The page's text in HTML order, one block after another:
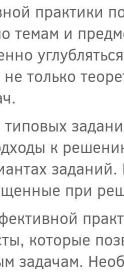
практики
темам и
не только
к
при
которые
задачам.